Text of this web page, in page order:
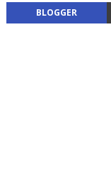
BLOGGER